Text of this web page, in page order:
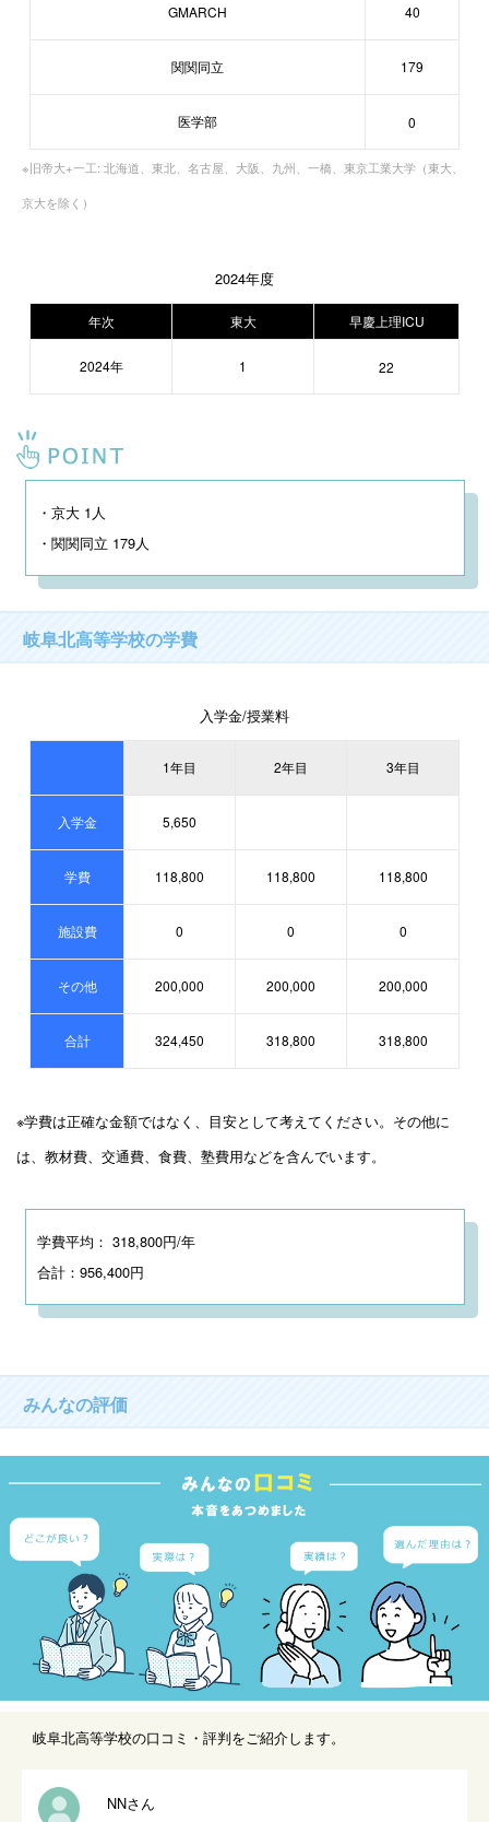
GMARCH 40
関関同立 179
医学部 0
※旧帝大+一工: 北海道、東北、名古屋、大阪、九州、一橋、東京工業大学（東大、
京大を除く）
2024年度
年次 東大 早慶上理ICU
2024年 1 22
・京大 1人
・関関同立 179人
岐阜北高等学校の学費
入学金/授業料
1年目 2年目 3年目
入学金 5,650
学費 118,800 118,800 118,800
施設費 0 0 0
その他 200,000 200,000 200,000
合計 324,450 318,800 318,800
※学費は正確な金額ではなく、目安として考えてください。その他に
は、教材費、交通費、食費、塾費用などを含んでいます。
学費平均： 318,800円/年
合計：956,400円
みんなの評価
岐阜北高等学校の口コミ・評判をご紹介します。
NNさん